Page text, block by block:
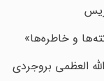
و خاطره‌ها»
العظمی بروجردی